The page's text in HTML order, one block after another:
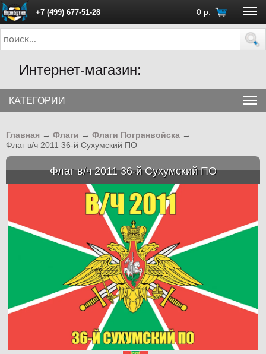
+7 (499) 677-51-28 0 р.
ПН - ПТ с 10:00 до 18:00 (Москва)
Интернет-магазин:
КАТЕГОРИИ
Главная → Флаги → Флаги Погранвойска →
Флаг в/ч 2011 36-й Сухумский ПО
Флаг в/ч 2011 36-й Сухумский ПО